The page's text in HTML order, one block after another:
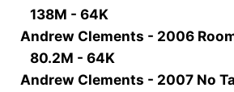
138M - 64K
Andrew Clements - 2006
80.2M - 64K
Andrew Clements - 2007